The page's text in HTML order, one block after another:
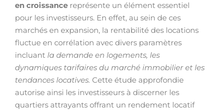
en croissance représente un élément essentiel
pour les investisseurs. En effet, au sein de ces
marchés en expansion, la rentabilité des locations
fluctue en corrélation avec divers paramètres
incluant la demande en logements, les
dynamiques tarifaires du marché immobilier et les
tendances locatives. Cette étude approfondie
autorise ainsi les investisseurs à discerner les
quartiers attrayants offrant un rendement locatif